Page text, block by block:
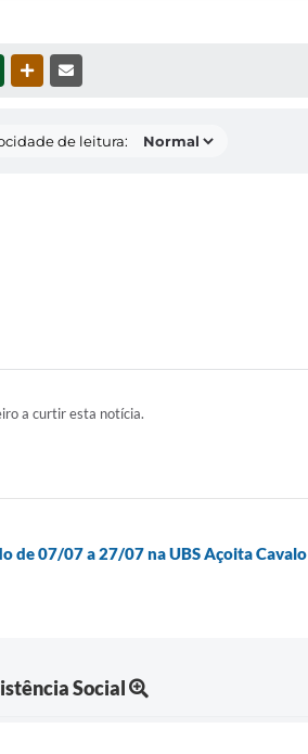
WHATSAPPOUTRAS MÍDIAS
de leitura:
a curtir esta notícia.
de 07/07 a 27/07 na UBS Açoita Cavalo
Social